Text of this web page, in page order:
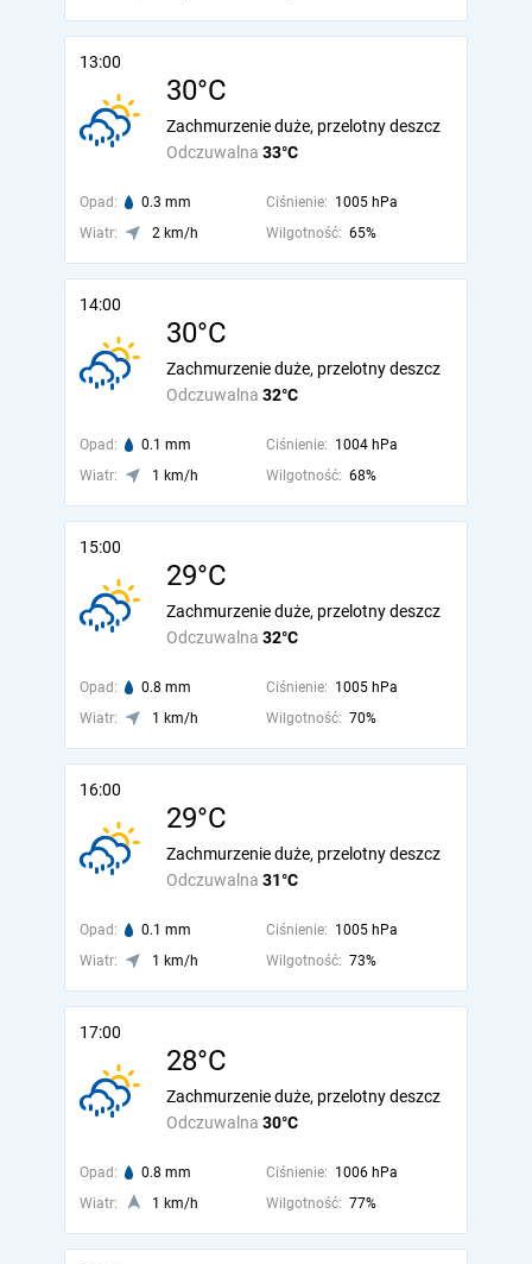
13:00
30°C
Odczuwalna 33°C
Zachmurzenie duże, przelotny deszcz
Opad: 0.3 mm Ciśnienie: 1005 hPa
Wiatr:
2 km/h Wilgotność: 65%
14:00
30°C
Odczuwalna 32°C
Zachmurzenie duże, przelotny deszcz
Opad: 0.1 mm Ciśnienie: 1004 hPa
Wiatr:
1 km/h Wilgotność: 68%
15:00
29°C
Odczuwalna 32°C
Zachmurzenie duże, przelotny deszcz
Opad: 0.8 mm Ciśnienie: 1005 hPa
Wiatr:
1 km/h Wilgotność: 70%
16:00
29°C
Odczuwalna 31°C
Zachmurzenie duże, przelotny deszcz
Opad: 0.1 mm Ciśnienie: 1005 hPa
Wiatr:
1 km/h Wilgotność: 73%
17:00
28°C
Odczuwalna 30°C
Zachmurzenie duże, przelotny deszcz
Opad: 0.8 mm Ciśnienie: 1006 hPa
Wiatr:
1 km/h Wilgotność: 77%